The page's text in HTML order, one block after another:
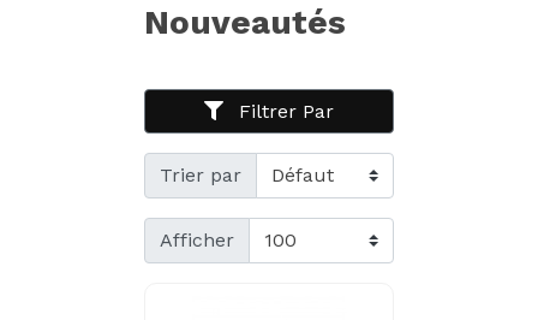
Nouveautés
Filtrer Par
Trier par
Afficher